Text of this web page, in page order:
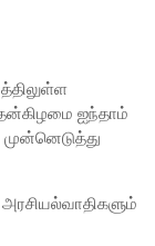
ஐந்தாம்